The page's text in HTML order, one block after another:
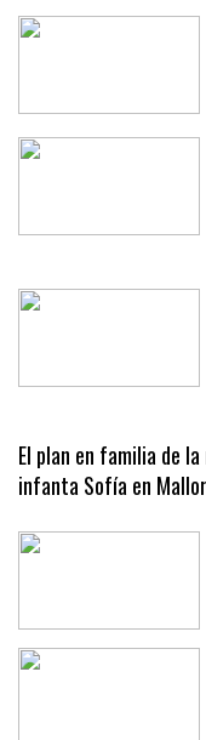
El plan en familia de
infanta Sofía en